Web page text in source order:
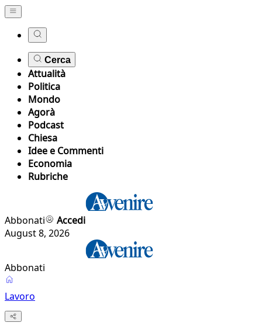
Cerca
Attualità
Politica
Mondo
Agorà
Podcast
Chiesa
Idee e Commenti
Economia
Rubriche
Abbonati
Accedi
August 8, 2026
Abbonati
Lavoro